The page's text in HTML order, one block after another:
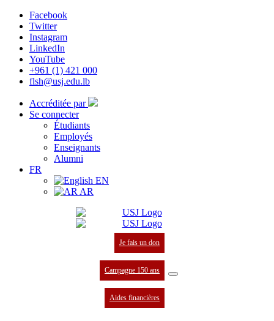
Facebook
Twitter
Instagram
LinkedIn
YouTube
+961 (1) 421 000
flsh@usj.edu.lb
Accréditée par
Se connecter
Étudiants
Employés
Enseignants
Alumni
FR
EN
AR
Je fais un don
Campagne 150 ans
Aides financières